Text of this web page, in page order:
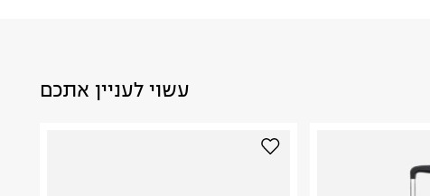
עשוי לעניין אתכם